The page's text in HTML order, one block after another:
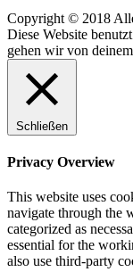
Copyright © 2018
Diese Website
gehen wir von
Schließen
Privacy Overview
This website uses
navigate through the
categorized as
essential for the
also use third-party